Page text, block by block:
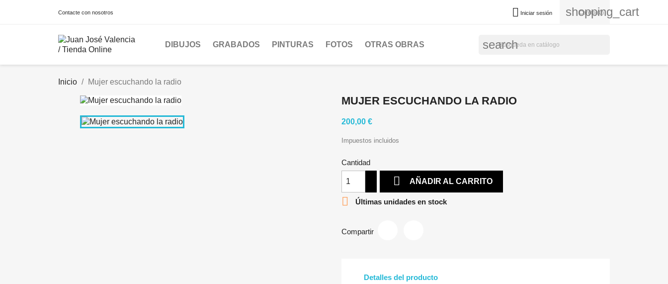
Contacte con nosotros  Iniciar sesión shopping_cart
Carrito (0)
DIBUJOS GRABADOS PINTURAS FOTOS OTRAS OBRAS search
Inicio Mujer escuchando la radio
MUJER ESCUCHANDO LA RADIO
200,00 €
Impuestos incluidos
Cantidad
 AÑADIR AL CARRITO
 Últimas unidades en stock
Compartir
Detalles del producto